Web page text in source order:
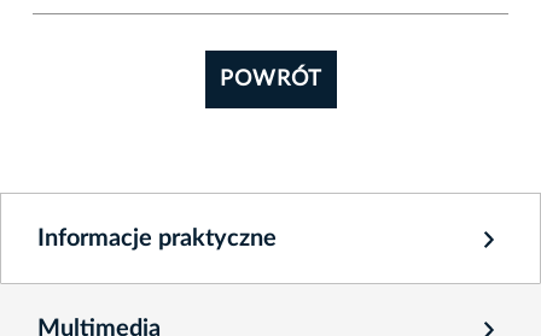
POWRÓT
Informacje praktyczne
Multimedia